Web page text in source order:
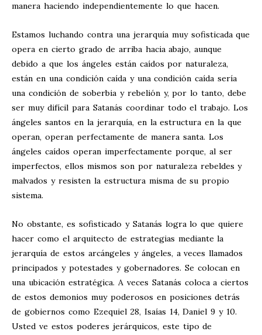
manera haciendo independientemente lo que hacen.
Estamos luchando contra una jerarquía muy sofisticada que
opera en cierto grado de arriba hacia abajo, aunque
debido a que los ángeles están caídos por naturaleza,
están en una condición caída y una condición caída sería
una condición de soberbia y rebelión y, por lo tanto, debe
ser muy difícil para Satanás coordinar todo el trabajo. Los
ángeles santos en la jerarquía, en la estructura en la que
operan, operan perfectamente de manera santa. Los
ángeles caídos operan imperfectamente porque, al ser
imperfectos, ellos mismos son por naturaleza rebeldes y
malvados y resisten la estructura misma de su propio
sistema.
No obstante, es sofisticado y Satanás logra lo que quiere
hacer como el arquitecto de estrategias mediante la
jerarquía de estos arcángeles y ángeles, a veces llamados
principados y potestades y gobernadores. Se colocan en
una ubicación estratégica. A veces Satanás coloca a ciertos
de estos demonios muy poderosos en posiciones detrás
de gobiernos como Ezequiel 28, Isaías 14, Daniel 9 y 10.
Usted ve estos poderes jerárquicos, este tipo de